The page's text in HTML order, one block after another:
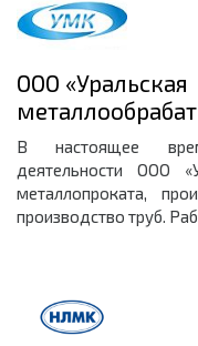
ООО «Уральская
В настоящее
деятельности ООО
металлопроката,
производство труб.